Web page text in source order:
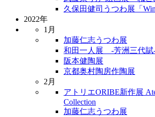
久保田健司うつわ展「
2022年
1月
加藤仁志うつわ展
和田一人展 -芳洲三代賦
阪本健陶展
京都奥村陶房作陶展
2月
アトリエORIBE新作展
Collection
加藤仁志うつわ展